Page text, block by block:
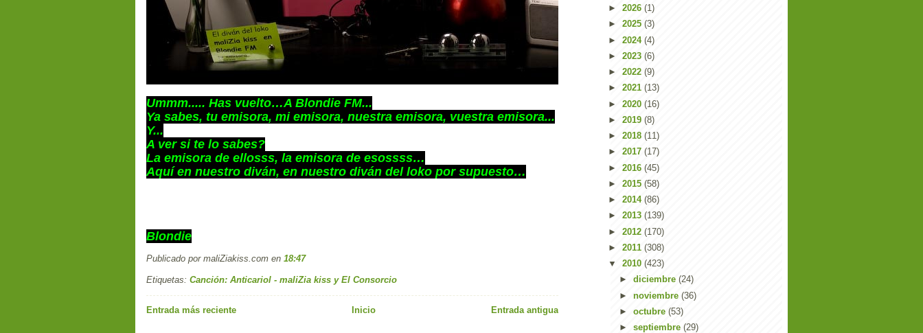
Ummm..... Has vuelto…A Blondie FM...
Ya sabes, tu emisora, mi emisora, nuestra emisora, vuestra emisora...
Y...
A ver si te lo sabes?
La emisora de ellosss, la emisora de esossss…
Aquí en nuestro diván, en nuestro diván del loko por supuesto…
Blondie
Publicado por maliZiakiss.com en 18:47
Etiquetas: Canción: Anticariol - maliZia kiss y El Consorcio
Entrada más reciente Entrada antigua
Inicio
► 2026 (1)
► 2025 (3)
► 2024 (4)
► 2023 (6)
► 2022 (9)
► 2021 (13)
► 2020 (16)
► 2019 (8)
► 2018 (11)
► 2017 (17)
► 2016 (45)
► 2015 (58)
► 2014 (86)
► 2013 (139)
► 2012 (170)
► 2011 (308)
▼ 2010 (423)
► diciembre (24)
► noviembre (36)
► octubre (53)
► septiembre (29)